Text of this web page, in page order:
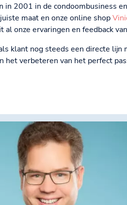
in 2001 in de condoombusiness
maat en onze online shop
al onze ervaringen en feedback
klant nog steeds een directe
het verbeteren van het perfect